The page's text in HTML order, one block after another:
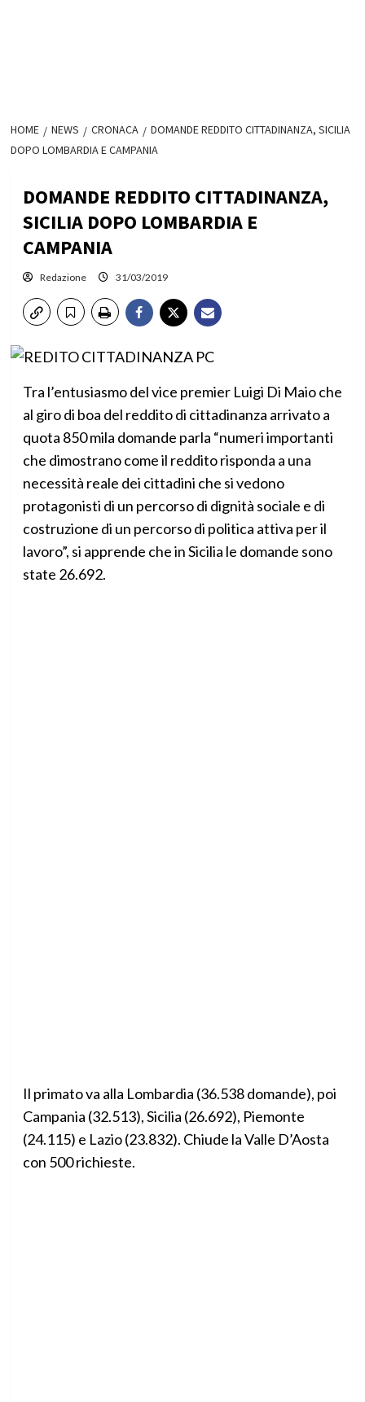
HOME NEWS CRONACA
DOMANDE REDDITO CITTADINANZA, SICILIA
DOPO LOMBARDIA E CAMPANIA
DOMANDE REDDITO CITTADINANZA,
SICILIA DOPO LOMBARDIA E
CAMPANIA
Redazione 31/03/2019
Tra l’entusiasmo del vice premier Luigi Di Maio che
al giro di boa del reddito di cittadinanza arrivato a
quota 850 mila domande parla “numeri importanti
che dimostrano come il reddito risponda a una
necessità reale dei cittadini che si vedono
protagonisti di un percorso di dignità sociale e di
costruzione di un percorso di politica attiva per il
lavoro”, si apprende che in Sicilia le domande sono
state 26.692.
Il primato va alla Lombardia (36.538 domande), poi
Campania (32.513), Sicilia (26.692), Piemonte
(24.115) e Lazio (23.832). Chiude la Valle D’Aosta
con 500 richieste.